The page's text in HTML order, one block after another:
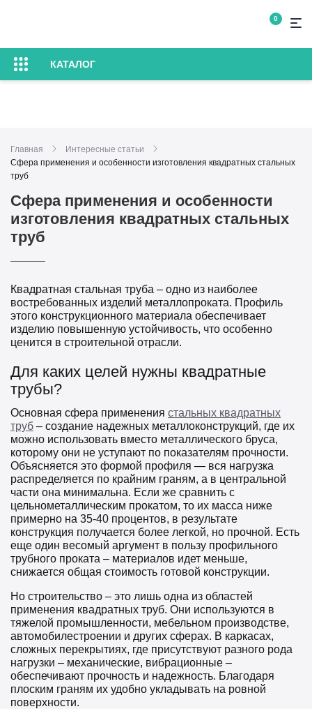
Особенности изготовления квадратных
0
КАТАЛОГ
Главная
Интересные статьи
Сфера применения и особенности изготовления квадратных стальных
труб
Сфера применения и особенности
изготовления квадратных стальных
труб
Квадратная стальная труба – одно из наиболее
востребованных изделий металлопроката. Профиль
этого конструкционного материала обеспечивает
изделию повышенную устойчивость, что особенно
ценится в строительной отрасли.
Для каких целей нужны квадратные
трубы?
Основная сфера применения стальных квадратных
труб – создание надежных металлоконструкций, где их
можно использовать вместо металлического бруса,
которому они не уступают по показателям прочности.
Объясняется это формой профиля — вся нагрузка
распределяется по крайним граням, а в центральной
части она минимальна. Если же сравнить с
цельнометаллическим прокатом, то их масса ниже
примерно на 35-40 процентов, в результате
конструкция получается более легкой, но прочной. Есть
еще один весомый аргумент в пользу профильного
трубного проката – материалов идет меньше,
снижается общая стоимость готовой конструкции.
Но строительство – это лишь одна из областей
применения квадратных труб. Они используются в
тяжелой промышленности, мебельном производстве,
автомобилестроении и других сферах. В каркасах,
сложных перекрытиях, где присутствуют разного рода
нагрузки – механические, вибрационные –
обеспечивают прочность и надежность. Благодаря
плоским граням их удобно укладывать на ровной
поверхности.